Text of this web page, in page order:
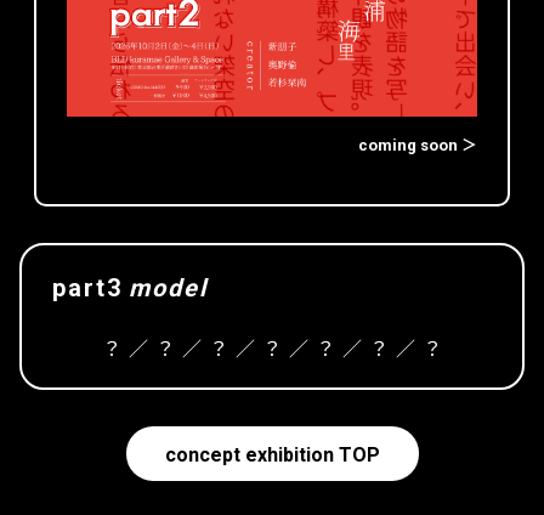
coming soon ＞
part3 model
？ ／ ？ ／ ？ ／ ？ ／ ？ ／ ？ ／ ？
concept exhibition TOP